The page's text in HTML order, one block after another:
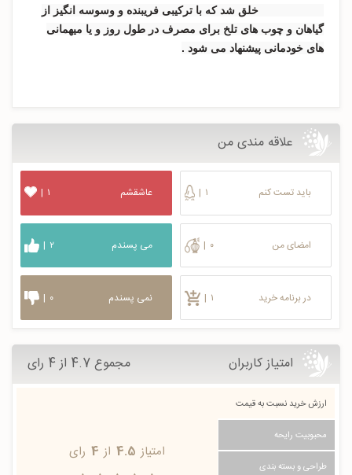
Antonie Lie خلق شد که با ترکیبی فریبنده و وسوسه انگیز از
گیاهان و چوب های تلخ برای مصرف در طول روز و یا میهمانی
های خودمانی پیشنهاد می شود .
علاقه مندی من
باید تست کنم | ۱
امضای من | ۰
در برنامه خرید | ۱
عاشقشم | ۱
می پسندم | ۲
نمی پسندم | ۰
امتیاز کاربران مجموع 4.7 از 4 رای
ارزش خرید نسبت به قیمت
محبوبیت رایحه
طراحی و بسته بندی
امتیاز 4.5 از 4 رای